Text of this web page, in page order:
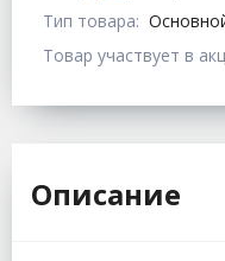
Тип товара:
Товар участвует в
Описание